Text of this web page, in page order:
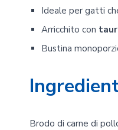
Ideale per gatti
Arricchito con
Bustina
Brodo di carne di